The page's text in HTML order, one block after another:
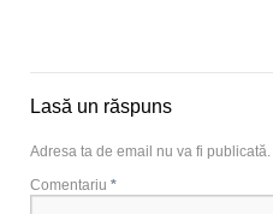
Lasă un răspuns
Adresa ta de email nu va fi publicată.
Comentariu *